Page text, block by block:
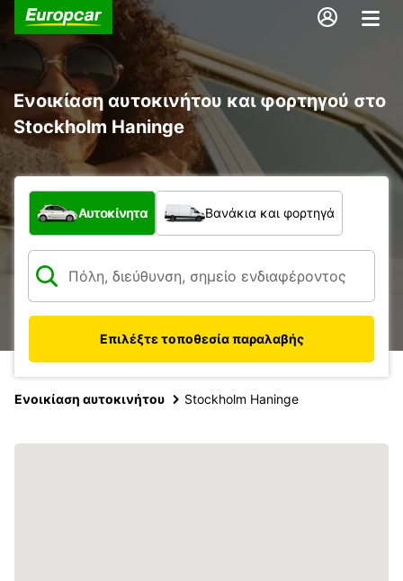
Ενοικίαση αυτοκινήτου και φορτηγού στο
Stockholm Haninge
Τι τύπος οχήματος;
Αυτοκίνητα Βανάκια και φορτηγά
Επιλέξτε τοποθεσία παραλαβής
Ενοικίαση αυτοκινήτου Stockholm Haninge